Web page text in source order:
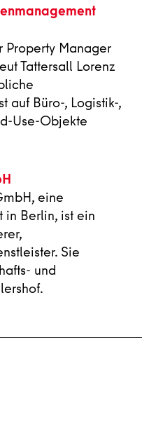
Property Manager
Tattersall Lorenz
auf Büro-, Logistik-,
Use-Objekte
eine
Berlin, ist ein
Sie
und